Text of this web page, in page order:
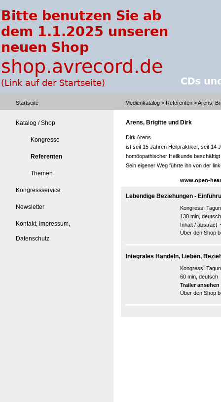
Startseite Medienkatalog > Referenten > Arens,
Katalog / Shop
Kongresse
Referenten
Themen
Kongressservice
Newsletter
Kontakt, Impressum,
Datenschutz
Arens, Brigitte und Dirk
Dirk Arens
ist seit 15 Jahren Heilpraktiker, seit 14
homöopathischer Heilkunde
Sein eigener Weg führte ihn von der
www.open-
Lebendige Beziehungen -
Kongress:
130 min, deutsch
Inhalt / abstract
Über den Shop
Integrales Handeln, Lieben,
Kongress:
60 min, deutsch
Trailer ansehen
Über den Shop